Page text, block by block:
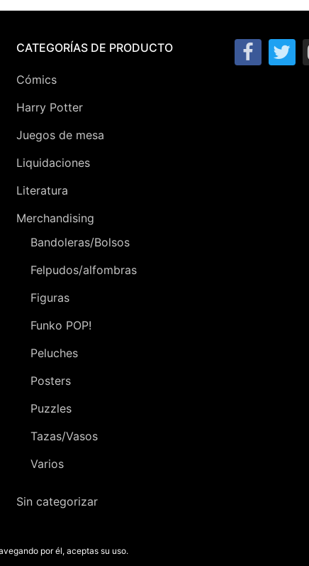
CATEGORÍAS DE PRODUCTO
Cómics
Harry Potter
Juegos de mesa
Liquidaciones
Literatura
Merchandising
Bandoleras/Bolsos
Felpudos/alfombras
Figuras
Funko POP!
Peluches
Posters
Puzzles
Tazas/Vasos
Varios
Sin categorizar
por él, aceptas su uso.